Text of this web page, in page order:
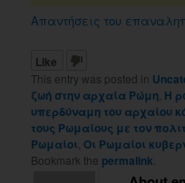
Απαντήσεις του
Like
This entry was posted in
ζωή στην αρχαία Ρώμη Η
υπερδύναμη του αρχαίου
τους Ρωμαίους με τον
Ρωμαίοι ,Οι Ρωμαίοι
Bookmark the permalink